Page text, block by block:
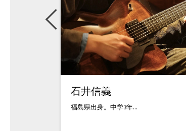
石井信義
福島県出身。中学3年...